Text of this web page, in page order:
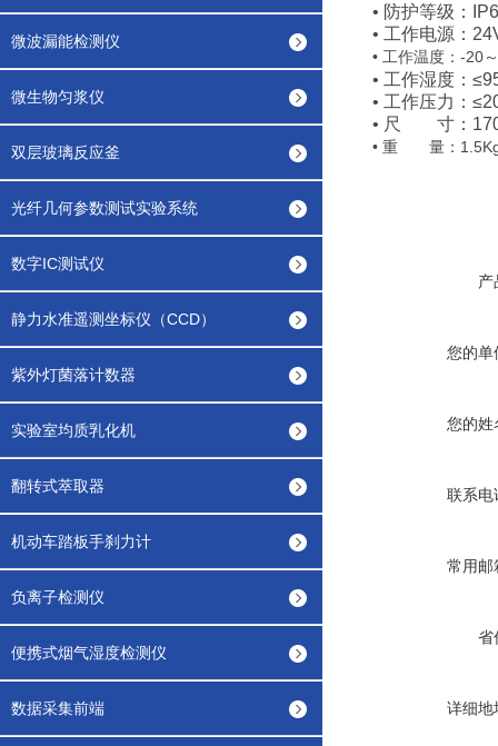
微波漏能检测仪
微生物匀浆仪
双层玻璃反应釜
光纤几何参数测试实验系统
数字IC测试仪
静力水准遥测坐标仪（CCD）
紫外灯菌落计数器
实验室均质乳化机
翻转式萃取器
机动车踏板手刹力计
负离子检测仪
便携式烟气湿度检测仪
数据采集前端
• 防护等级：
• 工作电源：
• 工作温度： -20 ～
• 工作湿度：
• 工作压力：
• 尺 寸：
• 重 量：
产
您的单
您的姓
联系电
常用邮
省
详细地